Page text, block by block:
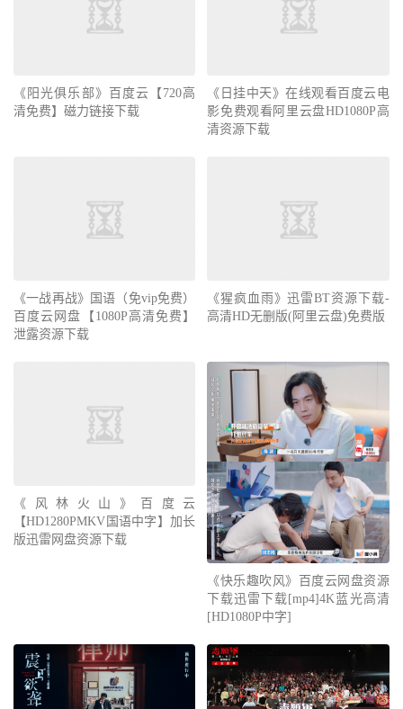
《阳光俱乐部》百度云【720高
清免费】磁力链接下载
《日挂中天》在线观看百度云电
影免费观看阿里云盘HD1080P高
清资源下载
《一战再战》国语（免vip免费）
百度云网盘【1080P高清免费】
泄露资源下载
《猩疯血雨》迅雷BT资源下载-
高清HD无删版(阿里云盘)免费版
《风林火山》百度云
【HD1280PMKV国语中字】加长
版迅雷网盘资源下载
《快乐趣吹风》百度云网盘资源
下载迅雷下载[mp4]4K蓝光高清
[HD1080P中字]